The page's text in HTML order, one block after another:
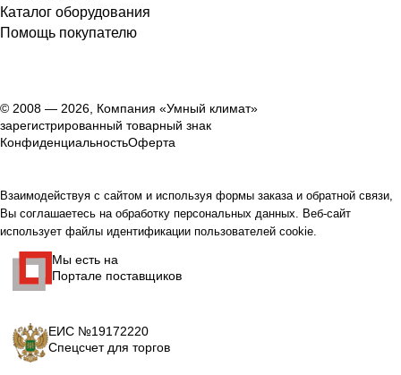
Каталог оборудования
Помощь покупателю
© 2008 — 2026, Компания «Умный климат»
зарегистрированный товарный знак
КонфиденциальностьОферта
Взаимодействуя с сайтом и используя формы заказа и обратной связи,
Вы соглашаетесь на обработку персональных данных. Веб-сайт
использует файлы идентификации пользователей cookie.
Мы есть на
Портале поставщиков
ЕИС №19172220
Спецсчет для торгов